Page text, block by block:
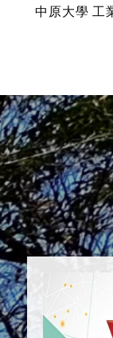
中原大學 工